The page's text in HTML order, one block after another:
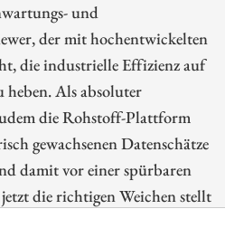
und
der mit hochentwickelten
die industrielle Effizienz auf
heben. Als absoluter
die Rohstoff-Plattform
gewachsenen Datenschätze
damit vor einer spürbaren
die richtigen Weichen stellt